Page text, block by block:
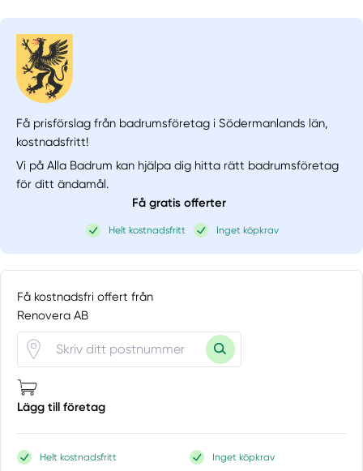
Få prisförslag från badrumsföretag i Södermanlands län,
kostnadsfritt!
Vi på Alla Badrum kan hjälpa dig hitta rätt badrumsföretag
för ditt ändamål.
Få gratis offerter
Helt kostnadsfritt Inget köpkrav
Få kostnadsfri offert från
Renovera AB
Lägg till företag
Helt kostnadsfritt Inget köpkrav